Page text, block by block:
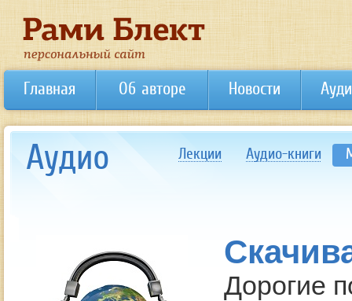
Главная Об авторе Новости
Лекции Аудио-книги
Аудио
Дорогие